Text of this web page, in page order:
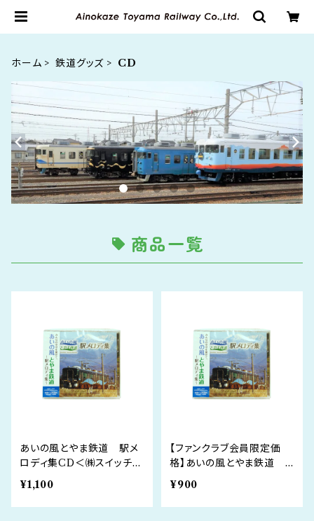
ホーム 鉄道グッズ CD
商品一覧
あいの風とやま鉄道 駅メ
ロディ集CD＜㈱スイッチ制
作＞
¥1,100
【ファンクラブ会員限定価
格】あいの風とやま鉄道
駅メロディ集CD＜㈱スイッ
チ制作＞
¥900